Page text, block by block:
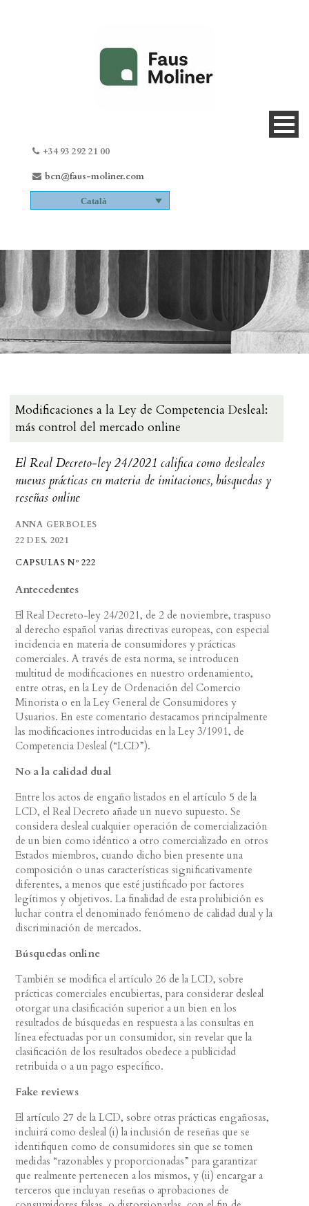
+34 93 292 21 00
bcn@faus-moliner.com
Català
Modificaciones a la Ley de Competencia Desleal:
más control del mercado online
El Real Decreto-ley 24/2021 califica como desleales
nuevas prácticas en materia de imitaciones, búsquedas y
reseñas online
ANNA GERBOLES
22 DES. 2021
CAPSULAS Nº 222
Antecedentes
El Real Decreto-ley 24/2021, de 2 de noviembre, traspuso
al derecho español varias directivas europeas, con especial
incidencia en materia de consumidores y prácticas
comerciales. A través de esta norma, se introducen
multitud de modificaciones en nuestro ordenamiento,
entre otras, en la Ley de Ordenación del Comercio
Minorista o en la Ley General de Consumidores y
Usuarios. En este comentario destacamos principalmente
las modificaciones introducidas en la Ley 3/1991, de
Competencia Desleal (“LCD”).
No a la calidad dual
Entre los actos de engaño listados en el artículo 5 de la
LCD, el Real Decreto añade un nuevo supuesto. Se
considera desleal cualquier operación de comercialización
de un bien como idéntico a otro comercializado en otros
Estados miembros, cuando dicho bien presente una
composición o unas características significativamente
diferentes, a menos que esté justificado por factores
legítimos y objetivos. La finalidad de esta prohibición es
luchar contra el denominado fenómeno de calidad dual y la
discriminación de mercados.
Búsquedas online
También se modifica el artículo 26 de la LCD, sobre
prácticas comerciales encubiertas, para considerar desleal
otorgar una clasificación superior a un bien en los
resultados de búsquedas en respuesta a las consultas en
línea efectuadas por un consumidor, sin revelar que la
clasificación de los resultados obedece a publicidad
retribuida o a un pago específico.
Fake reviews
El artículo 27 de la LCD, sobre otras prácticas engañosas,
incluirá como desleal (i) la inclusión de reseñas que se
identifiquen como de consumidores sin que se tomen
medidas “razonables y proporcionadas” para garantizar
que realmente pertenecen a los mismos, y (ii) encargar a
terceros que incluyan reseñas o aprobaciones de